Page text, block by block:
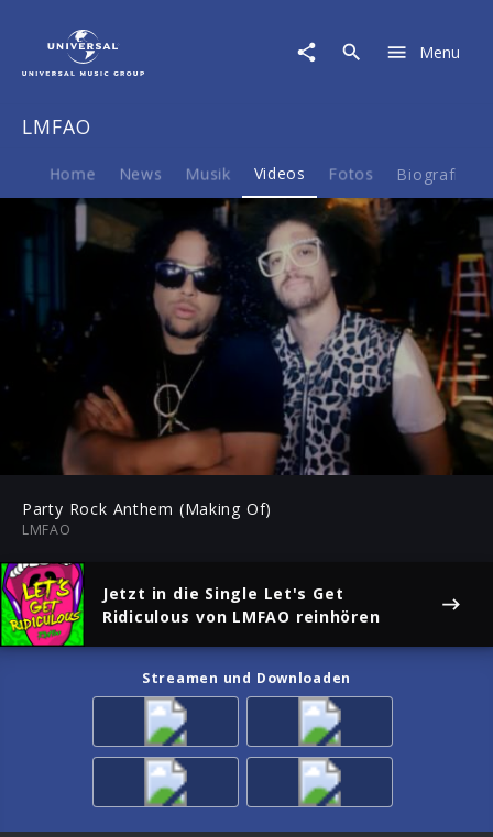
Rock
(Making
Of)
Menu
LMFAO
Home News Musik Videos Fotos Biografie
Play
-02:34
Mute
Play
Party Rock Anthem (Making Of)
LMFAO
Jetzt in die Single Let's Get
Ridiculous von LMFAO reinhören
Streamen und Downloaden